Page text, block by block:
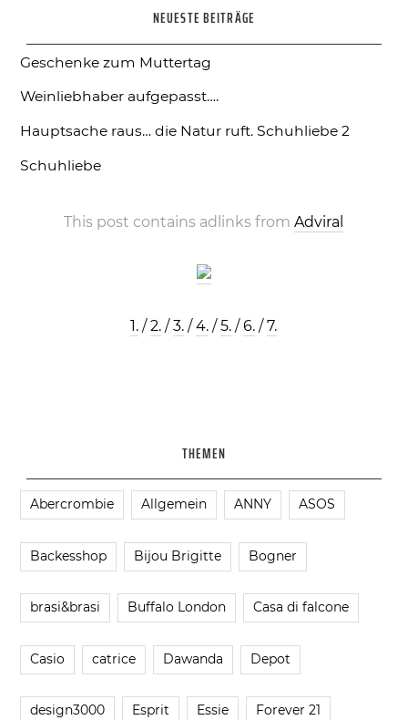
NEUESTE BEITRÄGE
Geschenke zum Muttertag
Weinliebhaber aufgepasst….
Hauptsache raus… die Natur ruft. Schuhliebe 2
Schuhliebe
This post contains adlinks fromAdviral
1. /2. /3. /4. /5. /6. /7.
THEMEN
Abercrombie Allgemein ANNY ASOS
Backesshop Bijou Brigitte Bogner
brasi&brasi Buffalo London Casa di falcone
Casio catrice Dawanda Depot
design3000 Esprit Essie Forever 21